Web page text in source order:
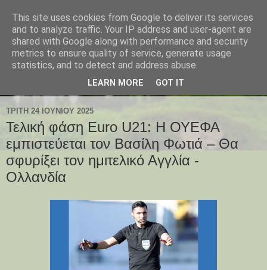
ΤΡΊΤΗ 24 ΙΟΥΝΊΟΥ 2025
Τελική φάση Euro U21: Η ΟΥΕΦΑ
εμπιστεύεται τον Βασίλη Φωτιά – Θα
σφυρίξει τον ημιτελικό Αγγλία -
Ολλανδία
This site uses cookies from Google to deliver its services
and to analyze traffic. Your IP address and user-agent are
shared with Google along with performance and security
metrics to ensure quality of service, generate usage
statistics, and to detect and address abuse.
LEARN MORE GOT IT